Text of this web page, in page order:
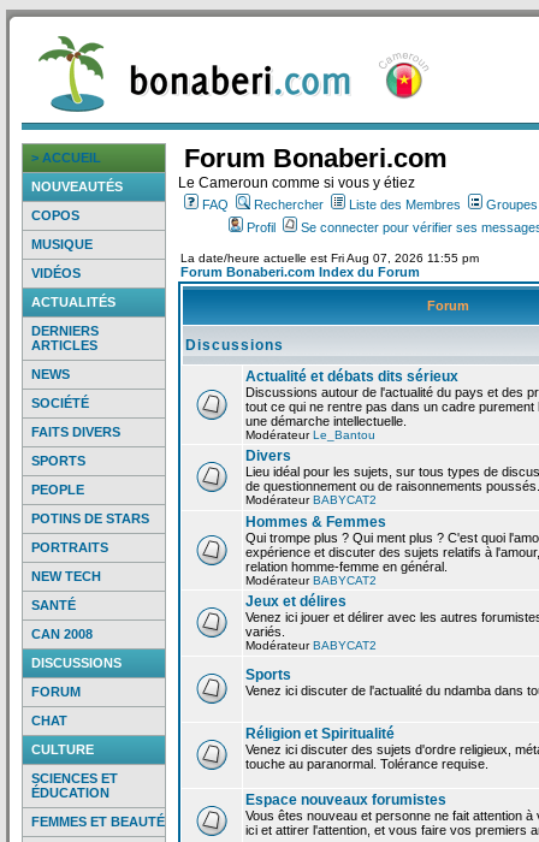
> ACCUEIL
NOUVEAUTÉS
COPOS
MUSIQUE
VIDÉOS
ACTUALITÉS
DERNIERS
ARTICLES
NEWS
SOCIÉTÉ
FAITS DIVERS
SPORTS
PEOPLE
POTINS DE STARS
PORTRAITS
NEW TECH
SANTÉ
CAN 2008
DISCUSSIONS
FORUM
CHAT
CULTURE
SCIENCES ET
ÉDUCATION
FEMMES ET BEAUTÉ
Forum Bonaberi.com
Le Cameroun comme si vous y étiez
FAQ Rechercher Liste des Membres
Profil
Se connecter pour vérifier ses
La date/heure actuelle est Fri Aug 07, 2026 11:55 pm
Forum Bonaberi.com Index du Forum
Forum
Discussions
Actualité et débats dits sérieux
Discussions autour de l'actualité du pays et des
tout ce qui ne rentre pas dans un cadre
une démarche intellectuelle.
ModérateurLe_Bantou
Divers
Lieu idéal pour les sujets, sur tous types de
de questionnement ou de raisonnements
ModérateurBABYCAT2
Hommes & Femmes
Qui trompe plus ? Qui ment plus ? C'est quoi
expérience et discuter des sujets relatifs à
relation homme-femme en général.
ModérateurBABYCAT2
Jeux et délires
Venez ici jouer et délirer avec les autres
variés.
ModérateurBABYCAT2
Sports
Venez ici discuter de l'actualité du ndamba dans
Réligion et Spiritualité
Venez ici discuter des sujets d'ordre religieux,
touche au paranormal. Tolérance requise.
Espace nouveaux forumistes
Vous êtes nouveau et personne ne fait attention
ici et attirer l'attention, et vous faire vos premiers